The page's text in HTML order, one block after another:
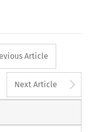
button
Article
Next Article